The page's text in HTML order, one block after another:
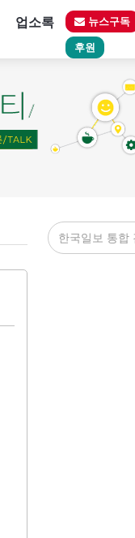
업소록 뉴스구독
후원